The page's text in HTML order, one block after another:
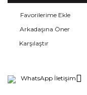
Arkadaşına Öner
Karşılaştır
WhatsApp İletişim